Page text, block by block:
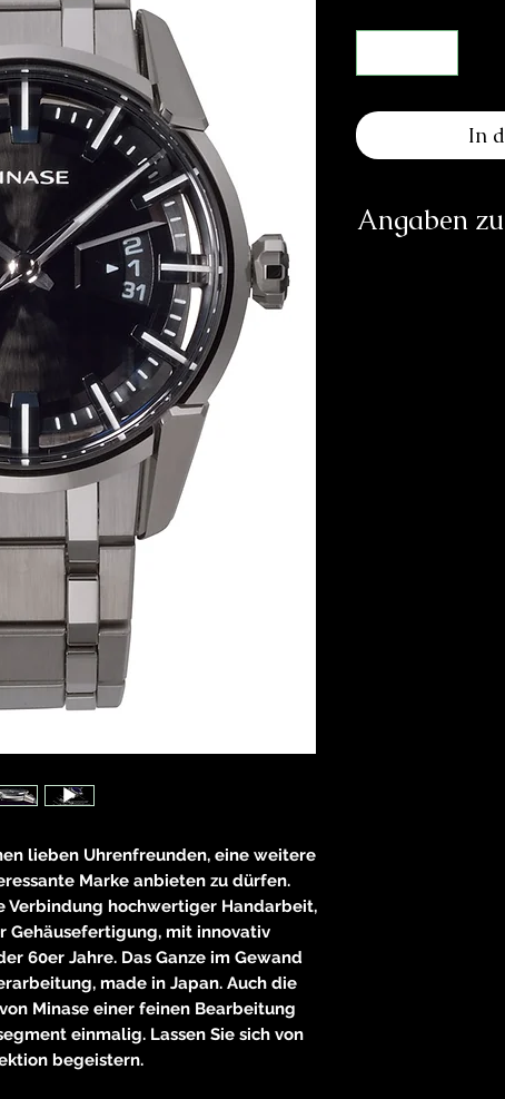
lieben Uhrenfreunden, eine weitere
Marke anbieten zu dürfen.
Verbindung hochwertiger Handarbeit,
Gehäusefertigung, mit innovativ
60er Jahre. Das Ganze im Gewand
made in Japan. Auch die
Minase einer feinen Bearbeitung
einmalig. Lassen Sie sich von
begeistern.
In
Angaben